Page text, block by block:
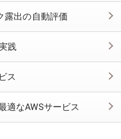
露出の自動評価
践
ス
適なAWSサービス